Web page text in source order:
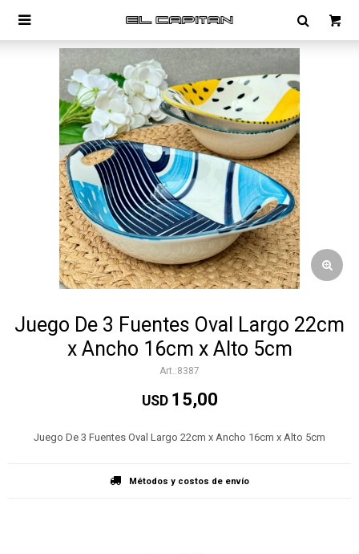

Juego De 3 Fuentes Oval Largo 22cm
x Ancho 16cm x Alto 5cm
8387
USD 15,00
Juego De 3 Fuentes Oval Largo 22cm x Ancho 16cm x Alto 5cm
Métodos y costos de envío